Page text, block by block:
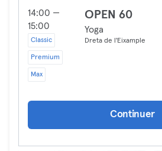
14:00 —
15:00
Classic
Premium
Max
OPEN 60
Yoga
Dreta de l'Eixample
Continuer